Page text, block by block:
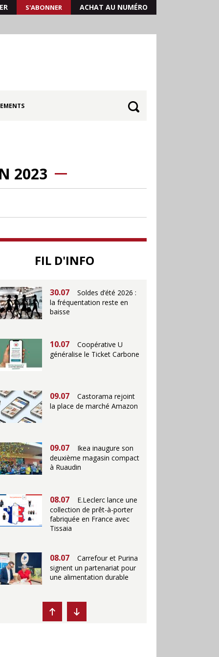
S'ABONNER ACHAT AU NUMÉRO
2023
FIL D'INFO
25.06
Action ouvre un
30.07
Soldes d’été 2026 :
la fréquentation reste en
baisse
10.07
Coopérative U
généralise le Ticket Carbone
09.07
Castorama rejoint
la place de marché Amazon
09.07
Ikea inaugure son
deuxième magasin compact
à Ruaudin
08.07
E.Leclerc lance une
collection de prêt-à-porter
fabriquée en France avec
Tissaia
08.07
Carrefour et Purina
signent un partenariat pour
une alimentation durable
07.07
Ikea propose des
"Escales fraîcheur" en